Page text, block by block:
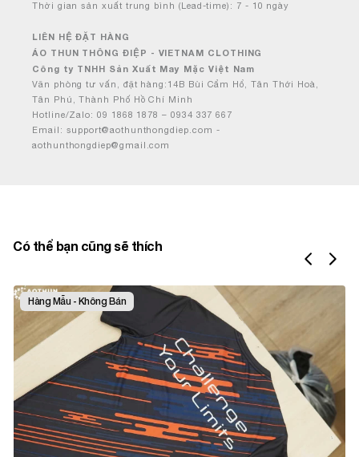
Thời gian sản xuất trung bình (Lead-time): 7 - 10 ngày
LIÊN HỆ ĐẶT HÀNG
ÁO THUN THÔNG ĐIỆP - VIETNAM CLOTHING
Công ty TNHH Sản Xuất May Mặc Việt Nam
Văn phòng tư vấn, đặt hàng:14B Bùi Cẩm Hổ, Tân Thới Hoà,
Tân Phú, Thành Phố Hồ Chí Minh
Hotline/Zalo: 09 1868 1878 – 0934 337 667
Email: support@aothunthongdiep.com -
aothunthongdiep@gmail.com
Có thể bạn cũng sẽ thích
Hàng Mẫu - Không Bán